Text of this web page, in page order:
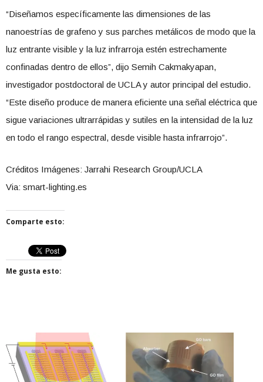
“Diseñamos específicamente las dimensiones de las
nanoestrías de grafeno y sus parches metálicos de modo que la
luz entrante visible y la luz infrarroja estén estrechamente
confinadas dentro de ellos”, dijo Semih Cakmakyapan,
investigador postdoctoral de UCLA y autor principal del estudio.
“Este diseño produce de manera eficiente una señal eléctrica que
sigue variaciones ultrarrápidas y sutiles en la intensidad de la luz
en todo el rango espectral, desde visible hasta infrarrojo”.
Créditos Imágenes: Jarrahi Research Group/UCLA
Via: smart-lighting.es
Comparte esto:
Me gusta esto: